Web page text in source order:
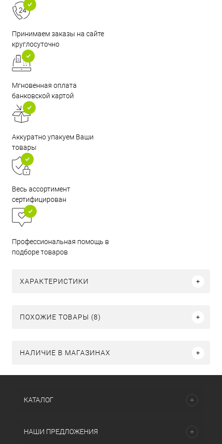
Принимаем заказы на сайте
круглосуточно
Мгновенная оплата
банковской картой
Аккуратно упакуем Ваши
товары
Весь ассортимент
сертифицирован
Профессиональная помощь в
подборе товаров
ХАРАКТЕРИСТИКИ
ПОХОЖИЕ ТОВАРЫ (8)
НАЛИЧИЕ В МАГАЗИНАХ
КАТАЛОГ
НАШИ ПРЕДЛОЖЕНИЯ